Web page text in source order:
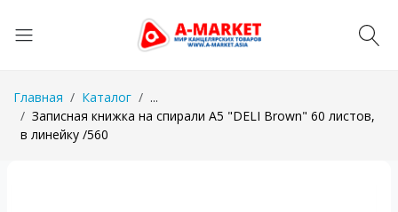
Главная Каталог
...
Записная книжка на спирали А5 "DELI Brown" 60 листов,
в линейку /560